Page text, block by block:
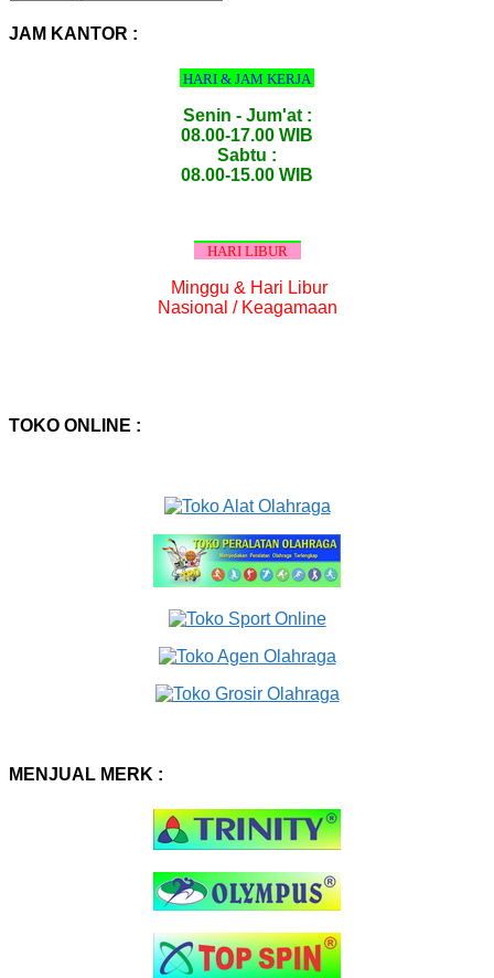
JAM KANTOR :
HARI & JAM KERJA
Senin - Jum'at :
08.00-17.00 WIB
Sabtu :
08.00-15.00 WIB
HARI LIBUR
Minggu & Hari Libur
Nasional / Keagamaan
TOKO ONLINE :
MENJUAL MERK :